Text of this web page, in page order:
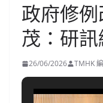
政府修
茂：研
26/06/2026 TMHK